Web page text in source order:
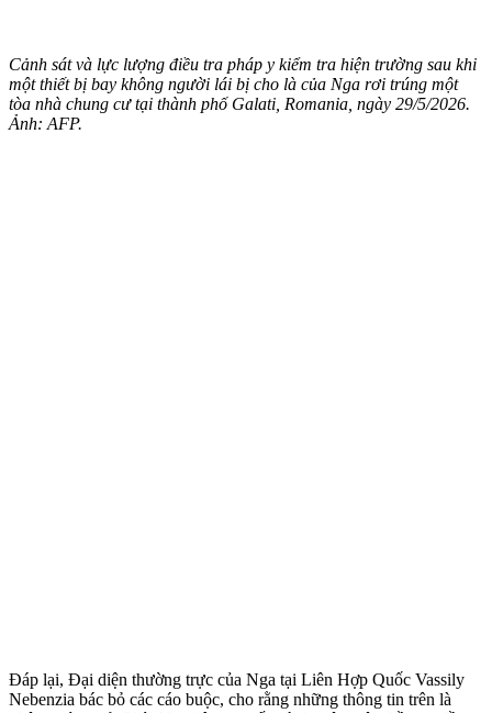
Cảnh sát và lực lượng điều tra pháp y kiểm tra hiện trường sau khi
một thiết bị bay không người lái bị cho là của Nga rơi trúng một
tòa nhà chung cư tại thành phố Galati, Romania, ngày 29/5/2026.
Ảnh: AFP.
Đáp lại, Đại diện thường trực của Nga tại Liên Hợp Quốc Vassily
Nebenzia bác bỏ các cáo buộc, cho rằng những thông tin trên là